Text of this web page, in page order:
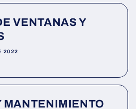
VENTANAS Y
2022
MANTENIMIENTO